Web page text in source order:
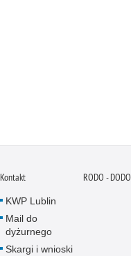
Kontakt
KWP Lublin
Mail do
dyżurnego
Skargi i wnioski
RODO - DODO